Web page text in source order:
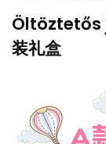
Öltöztetős
装礼盒